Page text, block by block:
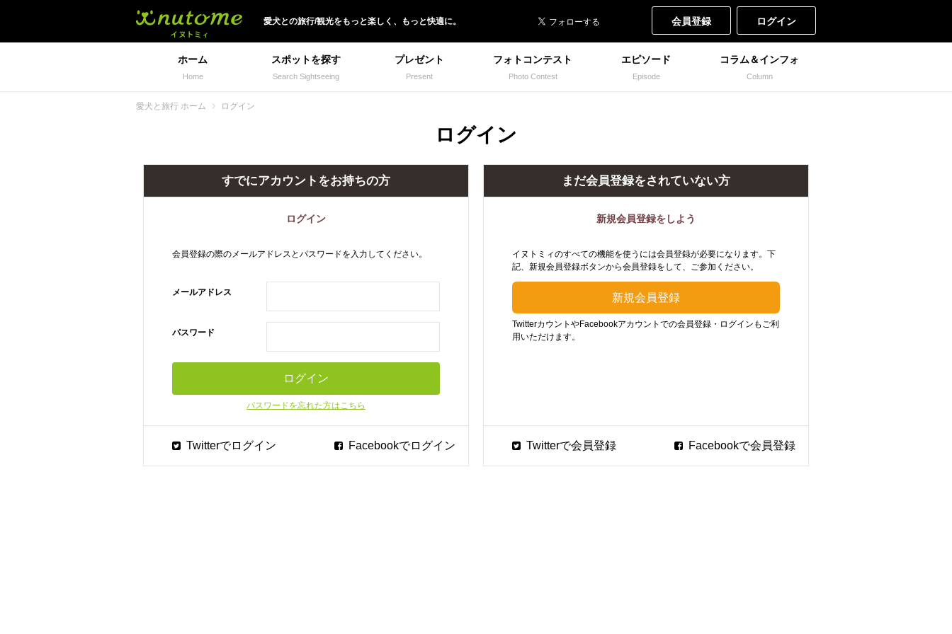
愛犬との旅行/観光をもっと楽しく、 もっと快適に。 会員登録 ログイン
ホーム
Home
スポットを探す
Search Sightseeing
プレゼント
Present
フォトコンテスト
Photo Contest
エピソード
Episode
コラム＆インフォ
Column
愛犬と旅行 ホーム ログイン
ログイン
すでにアカウントをお持ちの方
ログイン
会員登録の際のメールアドレスとパスワードを入力してください。
メールアドレス
パスワード
パスワードを忘れた方はこちら
まだ会員登録をされていない方
新規会員登録をしよう
イヌトミィのすべての機能を使うには会員登録が必要になります。下
記、新規会員登録ボタンから会員登録をして、ご参加ください。
TwitterカウントやFacebookアカウントでの会員登録・ログインもご利
用いただけます。